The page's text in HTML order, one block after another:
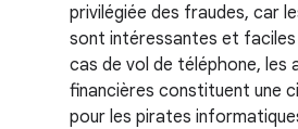
privilégiée des fraudes, car
sont intéressantes et
cas de vol de téléphone, les
financières constituent une
pour les pirates